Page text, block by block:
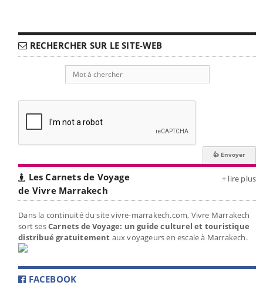
RECHERCHER SUR LE SITE-WEB
Les Carnets de Voyage
de Vivre Marrakech
+ lire plus
Dans la continuité du site vivre-marrakech.com, Vivre Marrakech
sort sesCarnets de Voyage: un guide culturel et touristique
distribué gratuitement aux voyageurs en escale à Marrakech.
FACEBOOK